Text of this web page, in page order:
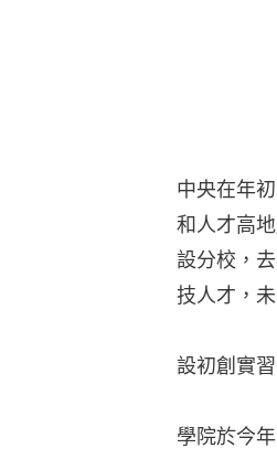
中央在年
和人才高
設分校，
技人才，
設初創實
學院於今